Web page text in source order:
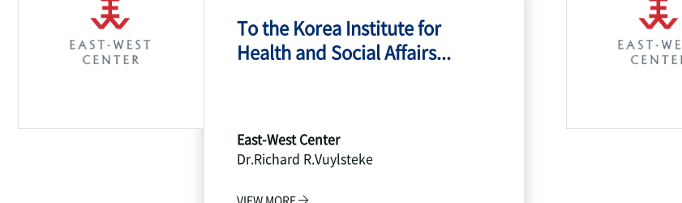
To the Korea Institute for
Health and Social Affairs...
East-West Center
Dr.Richard R.Vuylsteke
VIEW MORE